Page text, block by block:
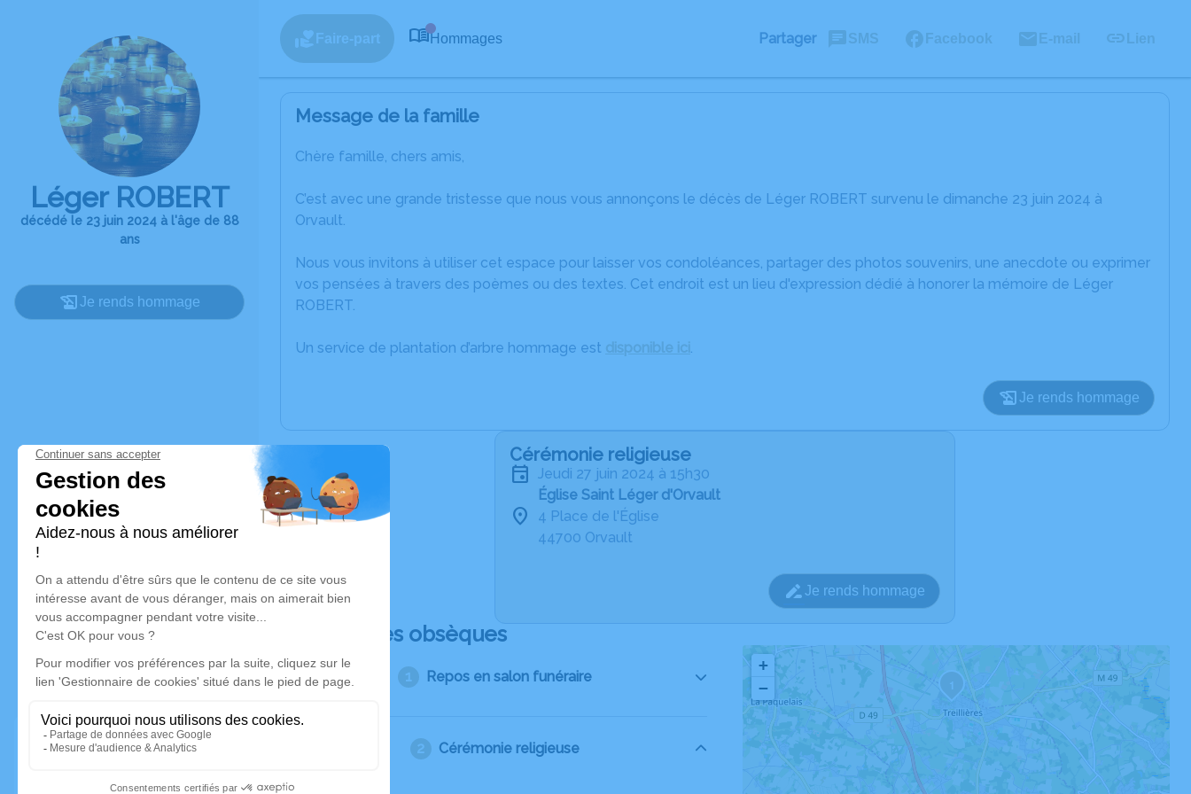
Léger ROBERT
décédé le 23 juin 2024 à l'âge de 88
ans
Je rends hommage
Faire-part Hommages Partager SMS Facebook E-mail Lien
Message de la famille
Chère famille, chers amis,
C’est avec une grande tristesse que nous vous annonçons le décès de Léger ROBERT survenu le dimanche 23 juin 2024 à
Orvault.
Nous vous invitons à utiliser cet espace pour laisser vos condoléances, partager des photos souvenirs, une anecdote ou exprimer
vos pensées à travers des poèmes ou des textes. Cet endroit est un lieu d'expression dédié à honorer la mémoire de Léger
ROBERT.
Un service de plantation d’arbre hommage est disponible ici .
Je rends hommage
Cérémonie religieuse
jeudi 27 juin 2024 à 15h30
Église Saint Léger d'Orvault
4 Place de l'Église
44700 Orvault
Je rends hommage
Déroulé des obsèques
Repos en salon funéraire
Cérémonie religieuse
1
+
−